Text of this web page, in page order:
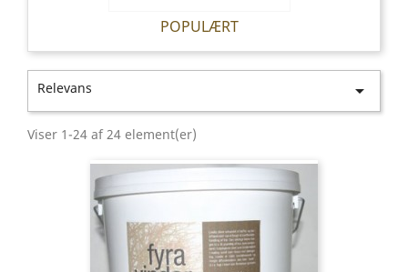
POPULÆRT
Relevans 
Viser 1-24 af 24 element(er)